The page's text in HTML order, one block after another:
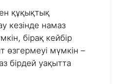
құқықтық
кезінде намаз
бірақ кейбір
өзгермеуі мүмкін –
бірдей уақытта